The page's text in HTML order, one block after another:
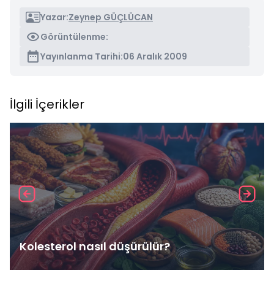
Yazar:Zeynep GÜÇLÜCAN
Görüntülenme:
Yayınlanma Tarihi:06 Aralık 2009
İlgili İçerikler
Kolesterol nasıl düşürülür?